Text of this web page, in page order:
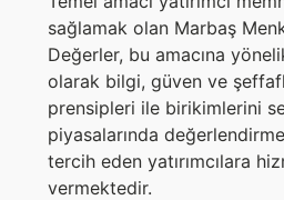
sağlamak olan Marbaş
Değerler, bu amacına
olarak bilgi, güven ve
prensipleri ile birikimlerini
piyasalarında
tercih eden yatırımcılara
vermektedir.